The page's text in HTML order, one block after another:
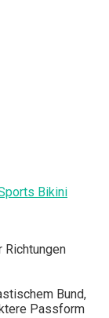
Bikini
Richtungen
Bund,
Passform